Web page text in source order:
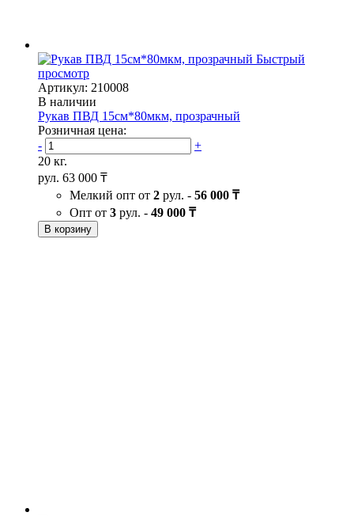
Быстрый
просмотр
Артикул: 210008
В наличии
Рукав ПВД 15см*80мкм, прозрачный
Розничная цена:
-
+
20 кг.
рул. 63 000 ₸
Мелкий опт от 2 рул. - 56 000 ₸
Опт от 3 рул. - 49 000 ₸
В корзину